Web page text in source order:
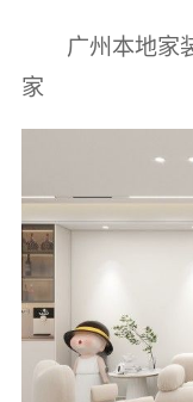
广州本地家
家